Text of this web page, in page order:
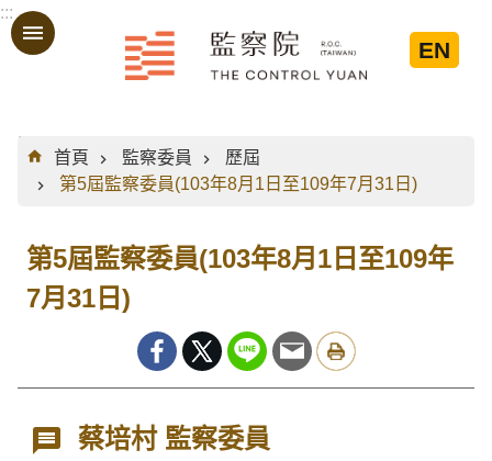
跳到主要內容區塊
:::
EN
:::
首頁
監察委員
歷屆
第5屆監察委員(103年8月1日至109年7月31日)
第5屆監察委員(103年8月1日至109年
7月31日)
蔡培村 監察委員